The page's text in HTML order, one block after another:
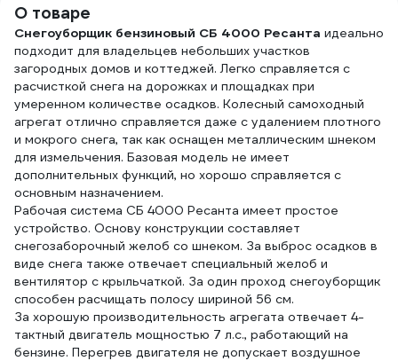
3 кг магрефит-3
О товаре
Снегоуборщик бензиновый СБ 4000 Ресанта идеально
подходит для владельцев небольших участков
загородных домов и коттеджей. Легко справляется с
расчисткой снега на дорожках и площадках при
умеренном количестве осадков. Колесный самоходный
агрегат отлично справляется даже с удалением плотного
и мокрого снега, так как оснащен металлическим шнеком
для измельчения. Базовая модель не имеет
дополнительных функций, но хорошо справляется с
основным назначением.
Рабочая система СБ 4000 Ресанта имеет простое
устройство. Основу конструкции составляет
снегозаборочный желоб со шнеком. За выброс осадков в
виде снега также отвечает специальный желоб и
вентилятор с крыльчаткой. За один проход снегоуборщик
способен расчищать полосу шириной 56 см.
За хорошую производительность агрегата отвечает 4-
тактный двигатель мощностью 7 л.с., работающий на
бензине. Перегрев двигателя не допускает воздушное